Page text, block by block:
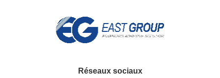
Réseaux sociaux